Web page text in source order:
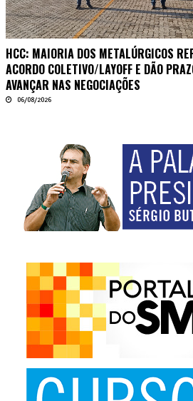
HCC: MAIORIA DOS METALÚRGICOS
ACORDO COLETIVO/LAYOFF E DÃO
AVANÇAR NAS NEGOCIAÇÕES
06/08/2026